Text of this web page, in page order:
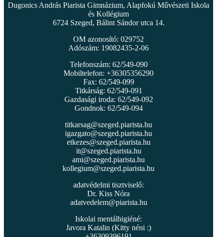
Dugonics András Piarista Gimnázium, Alapfokú Művészeti Iskola
és Kollégium
6724 Szeged, Bálint Sándor utca 14.
OM azonosító: 029752
Adószám: 19082435-2-06
Telefonszám: 62/549-090
Mobiltelefon: +36305356290
Fax: 62/549-099
Titkárság: 62/549-091
Gazdasági iroda: 62/549-092
Gondnok: 62/549-094
titkarsag@szeged.piarista.hu
igazgato@szeged.piarista.hu
etkezes@szeged.piarista.hu
it@szeged.piarista.hu
ami@szeged.piarista.hu
kollegium@szeged.piarista.hu
adatvédelmi tisztviselő:
Dr. Kiss Nóra
adatvedelem@piarista.hu
Iskolai mentálhigiéné:
Javora Katalin (Kitty néni :)